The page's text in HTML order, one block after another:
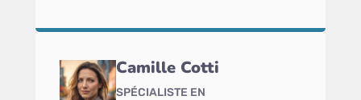
Camille Cotti
SPÉCIALISTE EN